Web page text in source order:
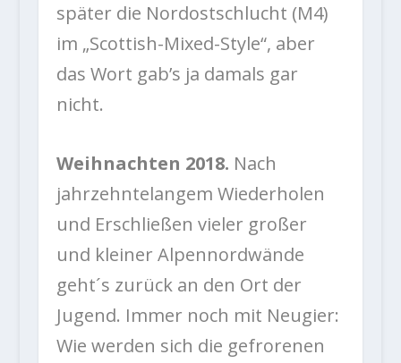
später die Nordostschlucht (M4)
im „Scottish-Mixed-Style“, aber
das Wort gab’s ja damals gar
nicht.
Weihnachten 2018. Nach
jahrzehntelangem Wiederholen
und Erschließen vieler großer
und kleiner Alpennordwände
geht´s zurück an den Ort der
Jugend. Immer noch mit Neugier:
Wie werden sich die gefrorenen